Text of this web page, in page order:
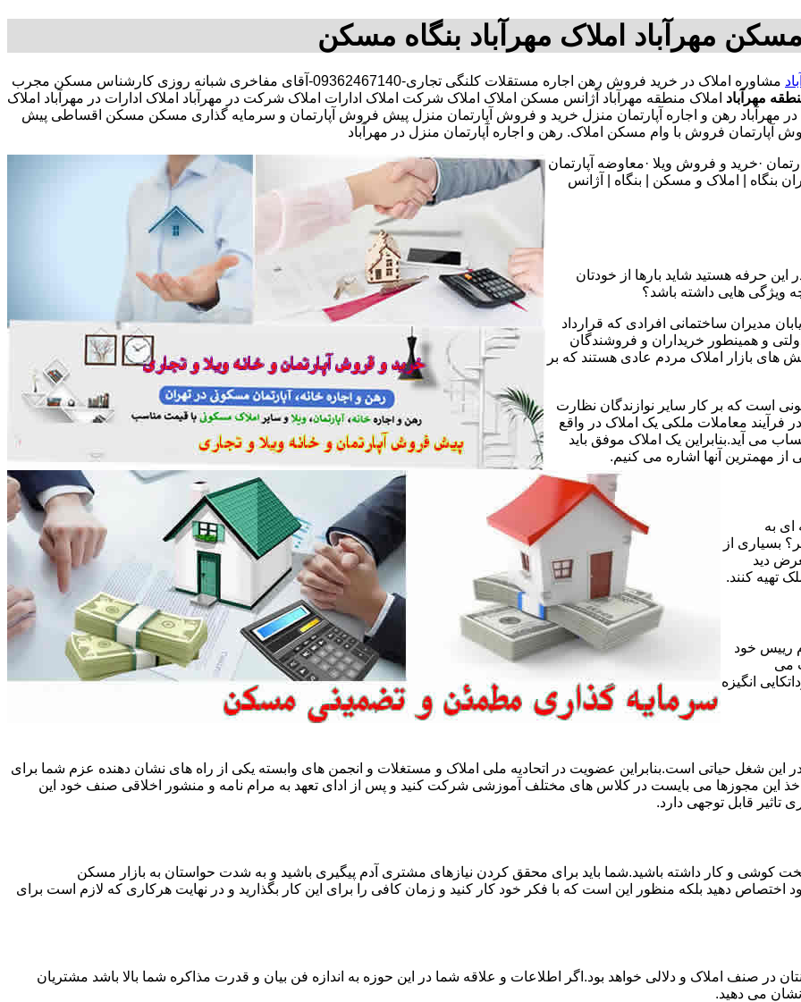
مهرآباد املاک مهرآباد بنگاه مسکن
مشاوره املاک در خرید فروش رهن اجاره مستقلات کلنگی تجاری-09362467140-آقای مفاخری شبانه روزی کارشناس مسکن مجرب
مهرآباد املاک منطقه مهرآباد آژانس مسکن املاک املاک شرکت املاک ادارات املاک شرکت در مهرآباد املاک ادارات در مهرآباد املاک
در مهرآباد رهن و اجاره آپارتمان منزل خرید و فروش آپارتمان منزل پیش فروش آپارتمان و سرمایه گذاری مسکن مسکن اقساطی پیش
فروش با وام مسکن املاک. رهن و اجاره آپارتمان منزل در مهرآباد
·خرید و فروش ویلا ·معاوضه آپارتمان
بنگاه | املاک و مسکن | بنگاه | آژانس
حرفه هستید شاید بارها از خودتان
ویژگی هایی داشته باشد؟
مدیران ساختمانی افرادی که قرارداد
و همینطور خریداران و فروشندگان
های بازار املاک مردم عادی هستند که بر
است که بر کار سایر نوازندگان نظارت
فرآیند معاملات ملکی یک املاک در واقع
می آید.بنابراین یک املاک موفق باید
مهمترین آنها اشاره می کنیم.
ای به
بسیاری از
دید
تهیه کنند.
رییس خود
می
انگیزه
شغل حیاتی است.بنابراین عضویت در اتحادیه ملی املاک و مستغلات و انجمن های وابسته یکی از راه های نشان دهنده عزم شما برای
این مجوزها می بایست در کلاس های مختلف آموزشی شرکت کنید و پس از ادای تعهد به مرام نامه و منشور اخلاقی صنف خود این
تاثیر قابل توجهی دارد.
کوشی و کار داشته باشید.شما باید برای محقق کردن نیازهای مشتری آدم پیگیری باشید و به شدت حواستان به بازار مسکن
اختصاص دهید بلکه منظور این است که با فکر خود کار کنید و زمان کافی را برای این کار بگذارید و در نهایت هرکاری که لازم است برای
در صنف املاک و دلالی خواهد بود.اگر اطلاعات و علاقه شما در این حوزه به اندازه فن بیان و قدرت مذاکره شما بالا باشد مشتریان
می دهید.